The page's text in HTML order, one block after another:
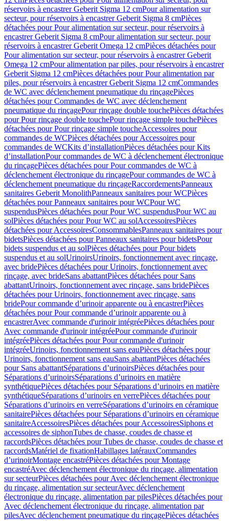
réservoirs à encastrer Geberit Sigma 12 cmPour alimentation sur
secteur, pour réservoirs à encastrer Geberit Sigma 8 cmPièces
détachées pour Pour alimentation sur secteur, pour réservoirs à
encastrer Geberit Sigma 8 cmPour alimentation sur secteur, pour
réservoirs à encastrer Geberit Omega 12 cmPièces détachées pour
Pour alimentation sur secteur, pour réservoirs à encastrer Geberit
Omega 12 cmPour alimentation par piles, pour réservoirs à encastrer
Geberit Sigma 12 cmPièces détachées pour Pour alimentation par
piles, pour réservoirs à encastrer Geberit Sigma 12 cmCommandes
de WC avec déclenchement pneumatique du rinçagePièces
détachées pour Commandes de WC avec déclenchement
pneumatique du rinçagePour rinçage double touchePièces détachées
pour Pour rinçage double touchePour rinçage simple touchePièces
détachées pour Pour rinçage simple toucheAccessoires pour
commandes de WCPièces détachées pour Accessoires pour
commandes de WCKits d’installationPièces détachées pour Kits
d’installationPour commandes de WC à déclenchement électronique
du rinçagePièces détachées pour Pour commandes de WC à
déclenchement électronique du rinçagePour commandes de WC à
déclenchement pneumatique du rinçageRaccordementsPanneaux
sanitaires Geberit MonolithPanneaux sanitaires pour WCPièces
détachées pour Panneaux sanitaires pour WCPour WC
suspendusPièces détachées pour Pour WC suspendusPour WC au
solPièces détachées pour Pour WC au solAccessoiresPièces
détachées pour AccessoiresConsommablesPanneaux sanitaires pour
bidetsPièces détachées pour Panneaux sanitaires pour bidetsPour
bidets suspendus et au solPièces détachées pour Pour bidets
suspendus et au solUrinoirsUrinoirs, fonctionnement avec rinçage,
avec bridePièces détachées pour Urinoirs, fonctionnement avec
rinçage, avec brideSans abattantPièces détachées pour Sans
abattantUrinoirs, fonctionnement avec rinçage, sans bridePièces
détachées pour Urinoirs, fonctionnement avec rinçage, sans
bridePour commande d’urinoir apparente ou à encastrerPièces
détachées pour Pour commande d’urinoir apparente ou à
encastrerAvec commande d'urinoir intégréePièces détachées pour
Avec commande d'urinoir intégréePour commande d'urinoir
intégréePièces détachées pour Pour commande d'urinoir
intégréeUrinoirs, fonctionnement sans eauPièces détachées pour
Urinoirs, fonctionnement sans eauSans abattantPièces détachées
pour Sans abattantSéparations d’urinoirsPièces détachées pour
Séparations d’urinoirsSéparations d’urinoirs en matière
synthétiquePièces détachées pour Séparations d’urinoirs en matière
synthétiqueSéparations d’urinoirs en verrePièces détachées pour
Séparations d’urinoirs en verreSéparations d’urinoirs en céramique
sanitairePièces détachées pour Séparations d’urinoirs en céramique
sanitaireAccessoiresPièces détachées pour AccessoiresSiphons et
accessoires de siphonTubes de chasse, coudes de chasse et
raccordsPièces détachées pour Tubes de chasse, coudes de chasse et
raccordsMatériel de fixationHabillages latérauxCommandes
dʼurinoirMontage encastréPièces détachées pour Montage
encastréAvec déclenchement électronique du rinçage, alimentation
sur secteurPièces détachées pour Avec déclenchement électronique
du rinçage, alimentation sur secteurAvec déclenchement
électronique du rinçage, alimentation par pilesPièces détachées pour
Avec déclenchement électronique du rinçage, alimentation par
pilesAvec déclenchement pneumatique du rinçagePièces détachées